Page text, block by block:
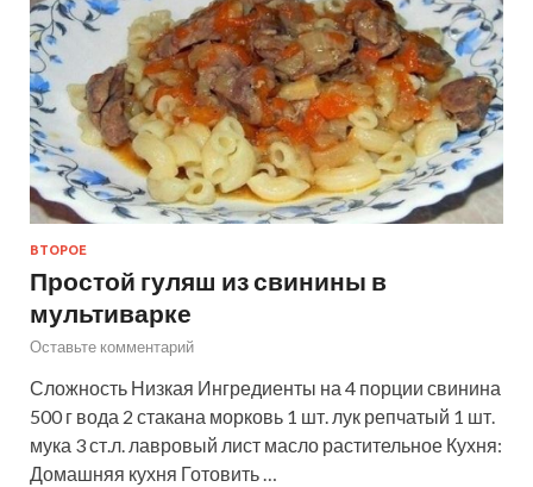
ВТОРОЕ
Простой гуляш из свинины в
мультиварке
Оставьте комментарий
Сложность Низкая Ингредиенты на 4 порции свинина
500 г вода 2 стакана морковь 1 шт. лук репчатый 1 шт.
мука 3 ст.л. лавровый лист масло растительное Кухня:
Домашняя кухня Готовить …